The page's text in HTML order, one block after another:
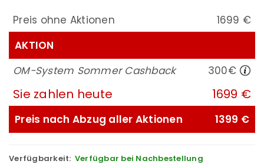
Preis ohne Aktionen
1699 €
AKTION
OM-System Sommer Cashback
300€
Sie zahlen heute 1699 €
Preis nach Abzug aller Aktionen 1399 €
Verfügbarkeit: Verfügbar bei Nachbestellung